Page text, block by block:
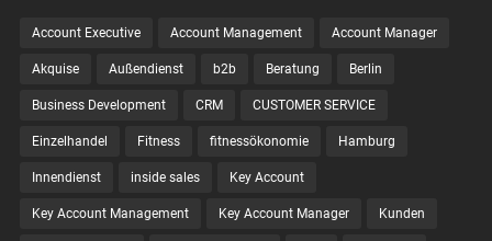
Account Executive Account Management Account Manager
Akquise Außendienst b2b Beratung Berlin
Business Development CRM CUSTOMER SERVICE
Einzelhandel Fitness fitnessökonomie Hamburg
Innendienst inside sales Key Account
Key Account Management Key Account Manager Kunden